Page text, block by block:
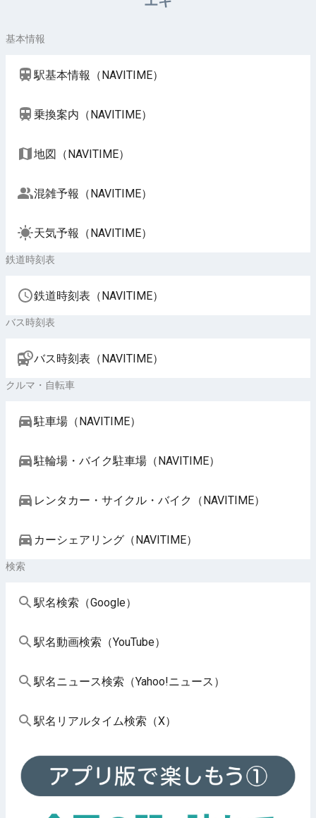
基本情報
駅基本情報（NAVITIME）
乗換案内（NAVITIME）
地図（NAVITIME）
混雑予報（NAVITIME）
天気予報（NAVITIME）
鉄道時刻表
鉄道時刻表（NAVITIME）
バス時刻表
バス時刻表（NAVITIME）
クルマ・自転車
駐車場（NAVITIME）
駐輪場・バイク駐車場（NAVITIME）
レンタカー・サイクル・バイク（NAVITIME）
カーシェアリング（NAVITIME）
検索
駅名検索（Google）
駅名動画検索（YouTube）
駅名ニュース検索（Yahoo!ニュース）
駅名リアルタイム検索（X）